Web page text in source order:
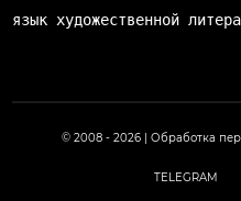
язык художественной
© 2008 - 2026 | Обработка
TELEGRAM